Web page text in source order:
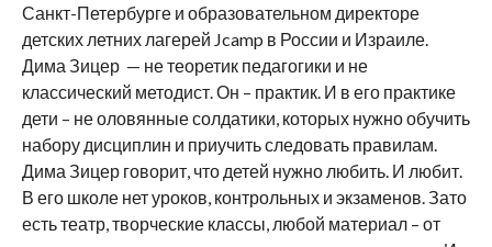
Санкт-Петербурге и образовательном директоре
детских летних лагерей Jcamp в России и Израиле.
Дима Зицер — не теоретик педагогики и не
классический методист. Он – практик. И в его практике
дети – не оловянные солдатики, которых нужно обучить
набору дисциплин и приучить следовать правилам.
Дима Зицер говорит, что детей нужно любить. И любит.
В его школе нет уроков, контрольных и экзаменов. Зато
есть театр, творческие классы, любой материал – от